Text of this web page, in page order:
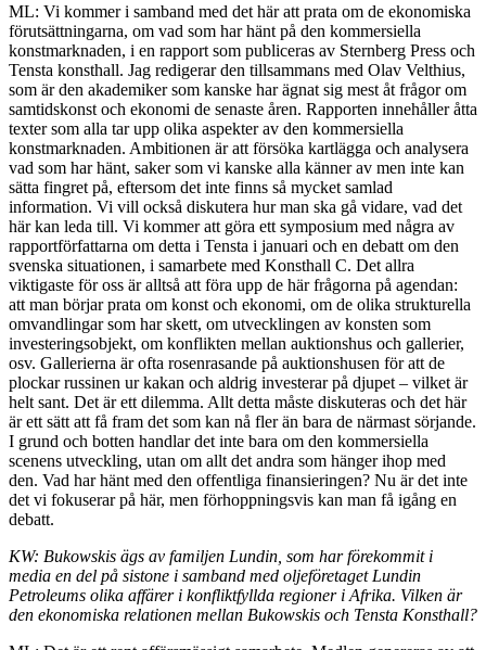
ML: Vi kommer i samband med det här att prata om de ekonomiska
förutsättningarna, om vad som har hänt på den kommersiella
konstmarknaden, i en rapport som publiceras av Sternberg Press och
Tensta konsthall. Jag redigerar den tillsammans med Olav Velthius,
som är den akademiker som kanske har ägnat sig mest åt frågor om
samtidskonst och ekonomi de senaste åren. Rapporten innehåller åtta
texter som alla tar upp olika aspekter av den kommersiella
konstmarknaden. Ambitionen är att försöka kartlägga och analysera
vad som har hänt, saker som vi kanske alla känner av men inte kan
sätta fingret på, eftersom det inte finns så mycket samlad
information. Vi vill också diskutera hur man ska gå vidare, vad det
här kan leda till. Vi kommer att göra ett symposium med några av
rapportförfattarna om detta i Tensta i januari och en debatt om den
svenska situationen, i samarbete med Konsthall C. Det allra
viktigaste för oss är alltså att föra upp de här frågorna på agendan:
att man börjar prata om konst och ekonomi, om de olika strukturella
omvandlingar som har skett, om utvecklingen av konsten som
investeringsobjekt, om konflikten mellan auktionshus och gallerier,
osv. Gallerierna är ofta rosenrasande på auktionshusen för att de
plockar russinen ur kakan och aldrig investerar på djupet – vilket är
helt sant. Det är ett dilemma. Allt detta måste diskuteras och det här
är ett sätt att få fram det som kan nå fler än bara de närmast sörjande.
I grund och botten handlar det inte bara om den kommersiella
scenens utveckling, utan om allt det andra som hänger ihop med
den. Vad har hänt med den offentliga finansieringen? Nu är det inte
det vi fokuserar på här, men förhoppningsvis kan man få igång en
debatt.
KW: Bukowskis ägs av familjen Lundin, som har förekommit i
media en del på sistone i samband med oljeföretaget Lundin
Petroleums olika affärer i konfliktfyllda regioner i Afrika. Vilken är
den ekonomiska relationen mellan Bukowskis och Tensta Konsthall?